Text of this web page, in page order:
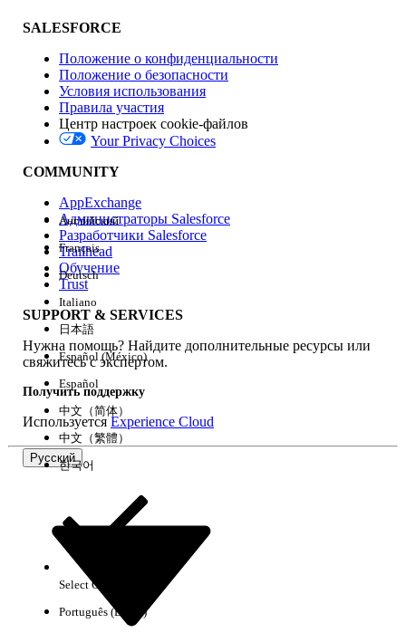
Влияние на функции
Версия
Возможности
Очистить все Готово
Результаты отсутствуют
SALESFORCE
Положение о конфиденциальности
Положение о безопасности
Условия использования
Правила участия
Центр настроек cookie-файлов
Your Privacy Choices
COMMUNITY
AppExchange
Администраторы Salesforce
Разработчики Salesforce
Trailhead
Обучение
Trust
SUPPORT & SERVICES
Нужна помощь? Найдите дополнительные ресурсы или
свяжитесь с экспертом.
Получить поддержку
ИспользуетсяExperience Cloud
Русский
Английский
Français
Deutsch
Italiano
日本語
Español (México)
Español
中文（简体）
中文（繁體）
한국어
Select Org
Português (Brasil)